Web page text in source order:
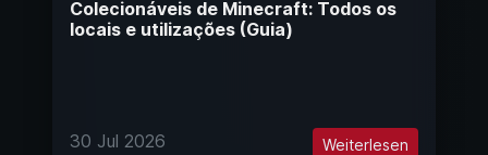
Colecionáveis de Minecraft: Todos os
locais e utilizações (Guia)
30 Jul 2026 Weiterlesen